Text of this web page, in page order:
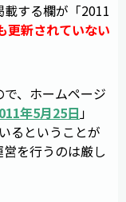
載する欄が「2011
更新されていない
、ホームページ
年5月25日」
るということが
を行うのは厳し